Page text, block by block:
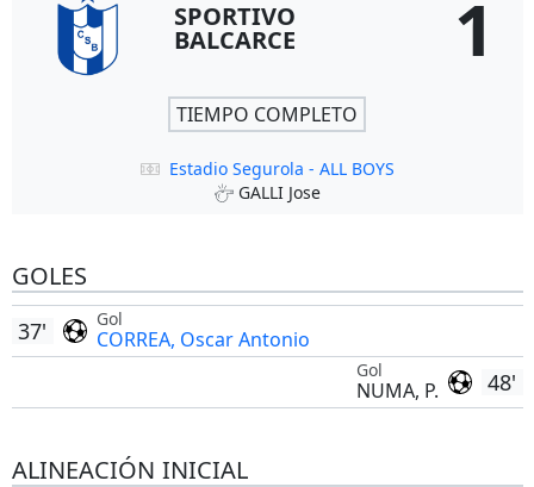
SPORTIVO
BALCARCE 1
TIEMPO COMPLETO
Estadio Segurola - ALL BOYS
GALLI Jose
GOLES
Gol
CORREA, Oscar Antonio
37'
48'
Gol
NUMA, P.
ALINEACIÓN INICIAL